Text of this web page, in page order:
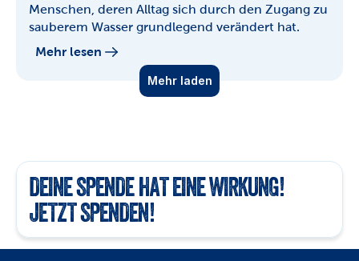
Menschen, deren Alltag sich durch den Zugang zu
sauberem Wasser grundlegend verändert hat.
Mehr lesen
Mehr laden
DEINE SPENDE HAT EINE WIRKUNG!
JETZT SPENDEN!